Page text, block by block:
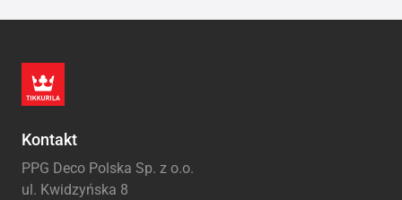
Kontakt
PPG Deco Polska Sp. z o.o.
ul. Kwidzyńska 8